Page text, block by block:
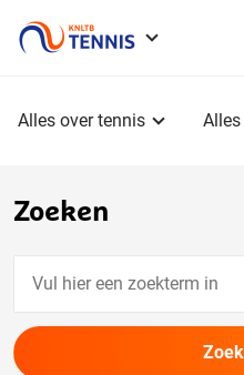
Alles over tennis
Zoeken
een
zoekterm